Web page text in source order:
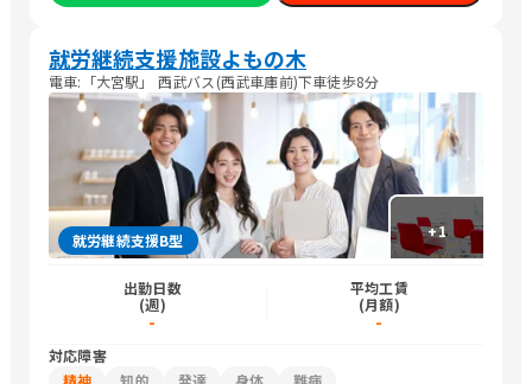
就労継続支援施設よもの木
電車:「大宮駅」 西武バス(西武車庫前)下車徒歩8分
+1
就労継続支援B型
出勤日数
(週)
-
平均工賃
(月額)
-
対応障害
精神
知的 発達 身体 難病